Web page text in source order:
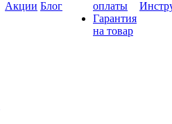
Акции Блог
оплаты
Гарантия
на товар